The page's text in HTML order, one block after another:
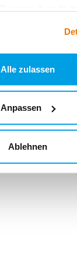
Alle zulassen
Anpassen
Ablehnen